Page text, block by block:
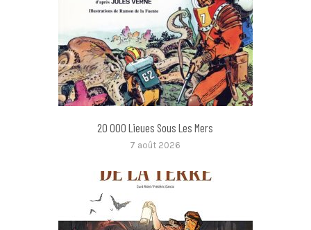
20 000 Lieues Sous Les Mers
7 août 2026